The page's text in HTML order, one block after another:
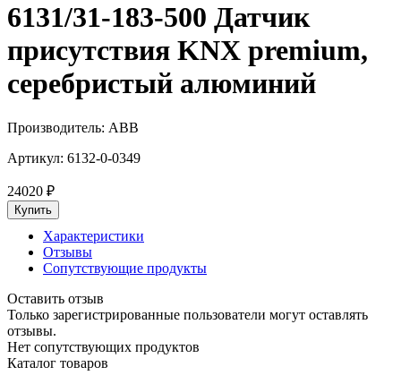
6131/31-183-500 Датчик
присутствия KNX premium,
серебристый алюминий
Производитель: ABB
Артикул: 6132-0-0349
24020 ₽
Характеристики
Отзывы
Сопутствующие продукты
Оставить отзыв
Только зарегистрированные пользователи могут оставлять
отзывы.
Нет сопутствующих продуктов
Каталог товаров